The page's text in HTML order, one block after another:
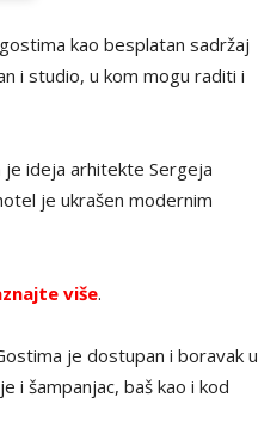
kao besplatan sadržaj
i studio, u kom mogu raditi i
ideja arhitekte Sergeja
je ukrašen modernim
više.
je dostupan i boravak u
i šampanjac, baš kao i kod